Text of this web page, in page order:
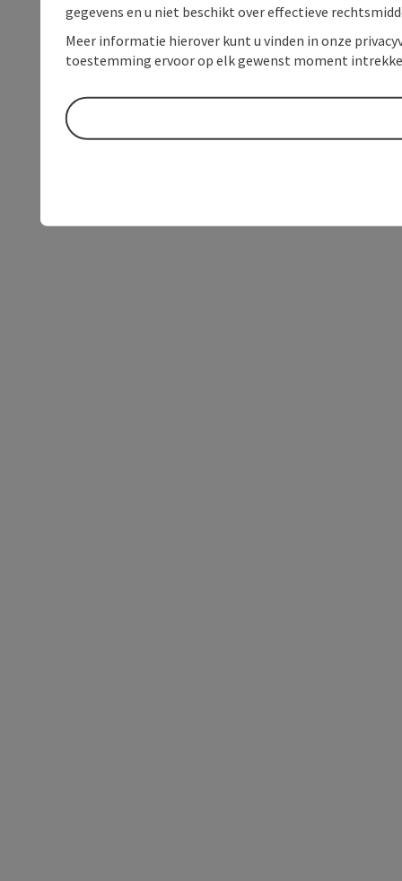
gegevens en u niet beschikt over effectieve
Meer informatie hierover kunt u vinden in onze
toestemming ervoor op elk gewenst moment